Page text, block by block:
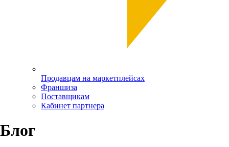
Продавцам на маркетплейсах
Франшиза
Поставщикам
Кабинет партнера
Блог